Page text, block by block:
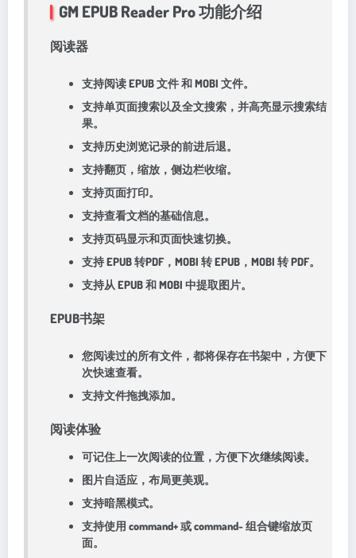
GM EPUB Reader Pro 功能介绍
阅读器
支持阅读 EPUB 文件 和 MOBI 文件。
支持单页面搜索以及全文搜索，并高亮显示搜索结
果。
支持历史浏览记录的前进后退。
支持翻页，缩放，侧边栏收缩。
支持页面打印。
支持查看文档的基础信息。
支持页码显示和页面快速切换。
支持 EPUB 转PDF，MOBI 转 EPUB，MOBI 转 PDF。
支持从 EPUB 和 MOBI 中提取图片。
EPUB书架
您阅读过的所有文件，都将保存在书架中，方便下
次快速查看。
支持文件拖拽添加。
阅读体验
可记住上一次阅读的位置，方便下次继续阅读。
图片自适应，布局更美观。
支持暗黑模式。
支持使用 command+ 或 command- 组合键缩放页
面。